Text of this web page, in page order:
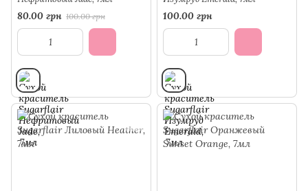
80.00 грн 100.00 грн 100.00 грн